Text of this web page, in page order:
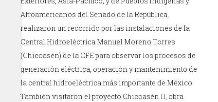
Afroamericanos del Senado de la República,
realizaron un recorrido por las instalaciones de la
Central Hidroeléctrica Manuel Moreno Torres
(Chicoasén) de la CFE para observar los procesos de
generación eléctrica, operación y mantenimiento de
la central hidroeléctrica más importante de México.
También visitaron el proyecto Chicoasén II, obra